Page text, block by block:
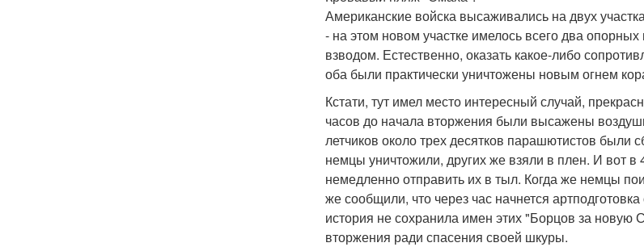
Американские войска высаживались на двух
- на этом новом участке имелось всего два
взводом. Естественно, оказать какое-либо
оба были практически уничтожены новым огнем
Кстати, тут имел место интересный случай,
часов до начала вторжения были высажены
летчиков около трех десятков парашютистов были
немцы уничтожили, других же взяли в плен. И вот
немедленно отправить их в тыл. Когда же немцы
же сообщили, что через час начнется
история не сохранила имен этих "Борцов за
вторжения ради спасения своей шкуры.